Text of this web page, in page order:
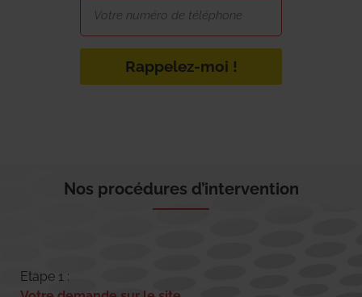
Rappelez-moi !
Nos procédures d’intervention
Etape 1 :